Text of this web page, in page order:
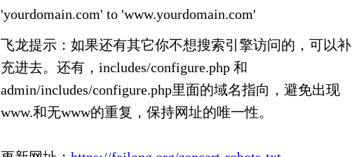
'yourdomain.com' to 'www.yourdomain.com'
飞龙提示：如果还有其它你不想搜索引擎访问的，可以补
充进去。还有，includes/configure.php 和
admin/includes/configure.php里面的域名指向，避免出现
www.和无www的重复，保持网址的唯一性。